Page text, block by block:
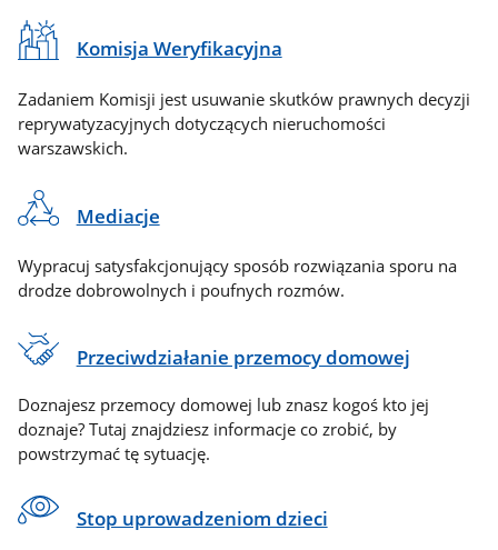
Komisja Weryfikacyjna
Zadaniem Komisji jest usuwanie skutków prawnych decyzji
reprywatyzacyjnych dotyczących nieruchomości
warszawskich.
Mediacje
Wypracuj satysfakcjonujący sposób rozwiązania sporu na
drodze dobrowolnych i poufnych rozmów.
Przeciwdziałanie przemocy domowej
Doznajesz przemocy domowej lub znasz kogoś kto jej
doznaje? Tutaj znajdziesz informacje co zrobić, by
powstrzymać tę sytuację.
Stop uprowadzeniom dzieci